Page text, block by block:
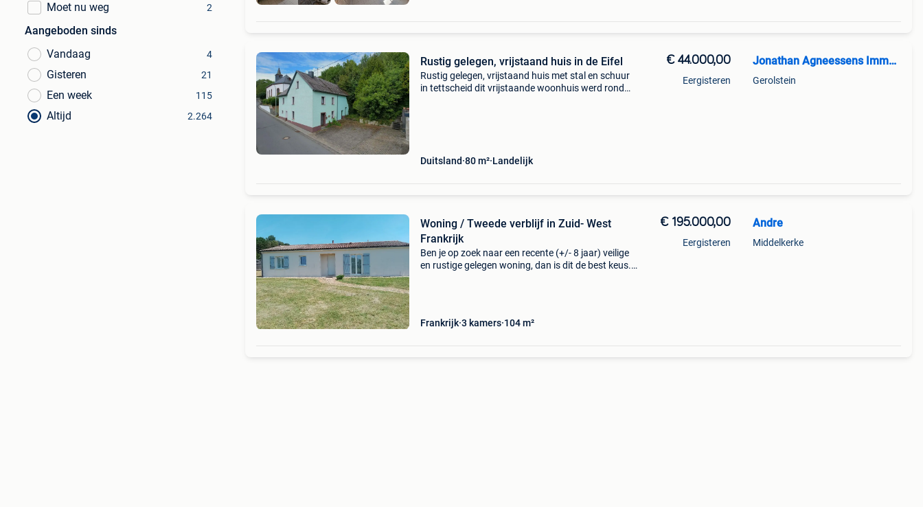
Moet nu weg
2
Aangeboden sinds
Vandaag
4
Gisteren 21
Een week 115
Altijd 2.264
Rustig gelegen, vrijstaand huis in de Eifel
Rustig gelegen, vrijstaand huis met stal en schuur
in tettscheid dit vrijstaande woonhuis werd rond
Duitsland 80 m² Landelijk
€ 44.000,00
Eergisteren
Jonathan Agneessens Immobilien
Gerolstein
Woning / Tweede verblijf in Zuid- West
Frankrijk
Ben je op zoek naar een recente (+/- 8 jaar) veilige
en rustige gelegen woning, dan is dit de best keus.
Frankrijk 3 kamers 104 m²
€ 195.000,00
Eergisteren
Andre
Middelkerke